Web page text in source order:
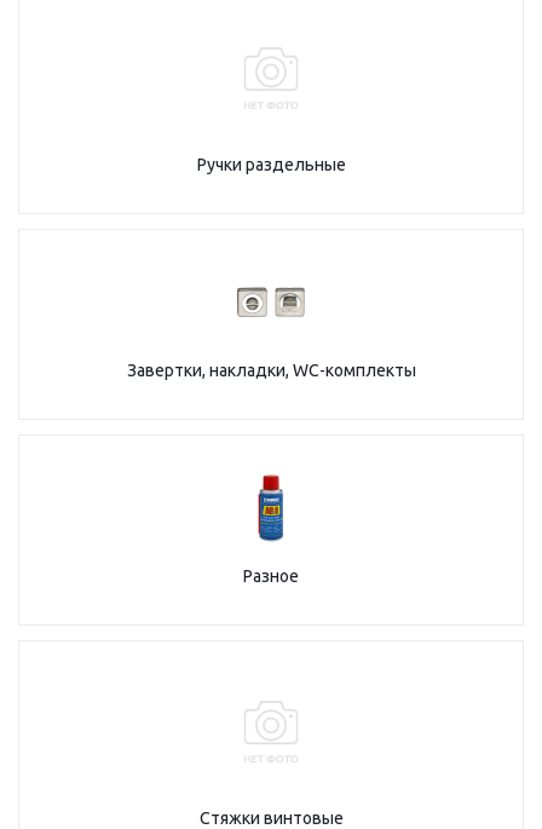
Ручки раздельные
Завертки, накладки, WC-комплекты
Разное
Стяжки винтовые